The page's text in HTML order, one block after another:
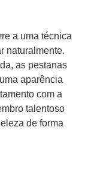
a uma técnica
naturalmente.
as pestanas
aparência
com a
talentoso
de forma